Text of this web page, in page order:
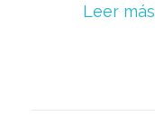
Leer más